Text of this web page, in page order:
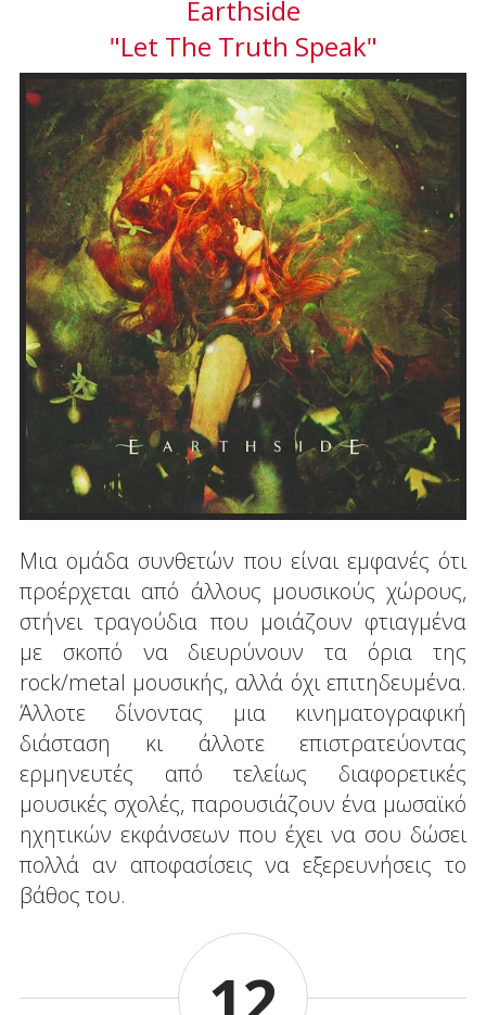
Earthside
"Let The Truth Speak"
Μια ομάδα συνθετών που είναι εμφανές ότι
προέρχεται από άλλους μουσικούς χώρους,
στήνει τραγούδια που μοιάζουν φτιαγμένα
με σκοπό να διευρύνουν τα όρια της
rock/metal μουσικής, αλλά όχι επιτηδευμένα.
Άλλοτε δίνοντας μια κινηματογραφική
διάσταση κι άλλοτε επιστρατεύοντας
ερμηνευτές από τελείως διαφορετικές
μουσικές σχολές, παρουσιάζουν ένα μωσαϊκό
ηχητικών εκφάνσεων που έχει να σου δώσει
πολλά αν αποφασίσεις να εξερευνήσεις το
βάθος του.